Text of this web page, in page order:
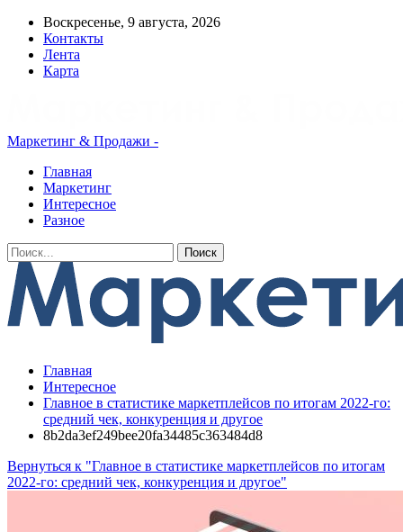
Воскресенье, 9 августа, 2026
Контакты
Лента
Карта
Маркетинг & Продажи -
Главная
Маркетинг
Интересное
Разное
Главная
Интересное
Главное в статистике маркетплейсов по итогам 2022‑го:
средний чек, конкуренция и другое
8b2da3ef249bee20fa34485c363484d8
Вернуться к "Главное в статистике маркетплейсов по итогам
2022‑го: средний чек, конкуренция и другое"